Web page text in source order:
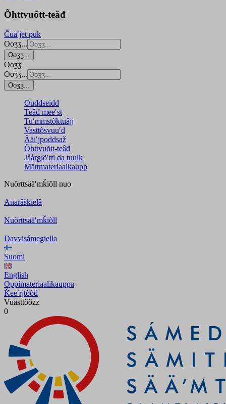
Õhttvuõtt-teâđ
Čuäʹjet puk
Ooʒʒ...
Ooʒʒ...
Ooʒʒ
Ooʒʒ...
Ooʒʒ...
Ouddseidd
Teâđ meeʹst
Tuʹmmstõktuâjj
Vasttõsvuuʹd
Ääiʹjpoddsaž
Õhttvuõtt-teâđ
Jåårǥlõʹtti da tuulk
Mättmateriaalkaupp
Nuõrttsääʹmǩiõll nuo
Anarâškielâ
Nuõrttsääʹmǩiõll
Davvisámegiella
Suomi
English
Oppimateriaalikauppa
Ǩeeʹrjtõõđ
Vuästtõõzz
0